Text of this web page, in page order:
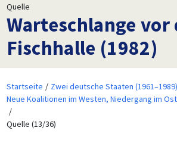
Quelle
Warteschlange vor
Fischhalle (1982)
Startseite
Zwei deutsche Staaten (1961–1989)
Neue Koalitionen im Westen, Niedergang im
Quelle (13/36)